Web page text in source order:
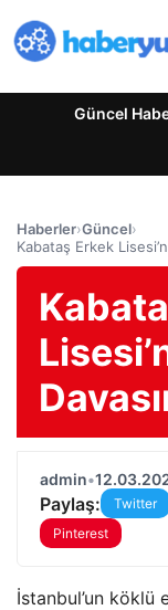
Güncel
Haberler›Güncel›
Kabataş Erkek
admin•
Paylaş: Twitter
Pinterest
İstanbul’un köklü